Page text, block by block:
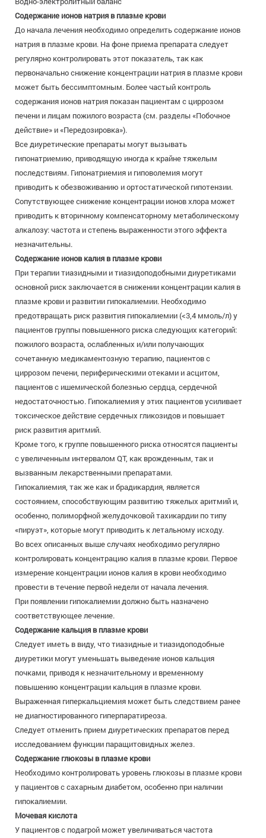
Содержание ионов натрия в плазме крови
До начала лечения необходимо определить содержание ионов
натрия в плазме крови. На фоне приема препарата следует
регулярно контролировать этот показатель, так как
первоначально снижение концентрации натрия в плазме крови
может быть бессимптомным. Более частый контроль
содержания ионов натрия показан пациентам с циррозом
печени и лицам пожилого возраста (см. разделы «Побочное
действие» и «Передозировка»).
Все диуретические препараты могут вызывать
гипонатриемию, приводящую иногда к крайне тяжелым
последствиям. Гипонатриемия и гиповолемия могут
приводить к обезвоживанию и ортостатической гипотензии.
Сопутствующее снижение концентрации ионов хлора может
приводить к вторичному компенсаторному метаболическому
алкалозу: частота и степень выраженности этого эффекта
незначительны.
Содержание ионов калия в плазме крови
При терапии тиазидными и тиазидоподобными диуретиками
основной риск заключается в снижении концентрации калия в
плазме крови и развитии гипокалиемии. Необходимо
предотвращать риск развития гипокалиемии (<3,4 ммоль/л) у
пациентов группы повышенного риска следующих категорий:
пожилого возраста, ослабленных и/или получающих
сочетанную медикаментозную терапию, пациентов с
циррозом печени, периферическими отеками и асцитом,
пациентов с ишемической болезнью сердца, сердечной
недостаточностью. Гипокалиемия у этих пациентов усиливает
токсическое действие сердечных гликозидов и повышает
риск развития аритмий.
Кроме того, к группе повышенного риска относятся пациенты
с увеличенным интервалом QT, как врожденным, так и
вызванным лекарственными препаратами.
Гипокалиемия, так же как и брадикардия, является
состоянием, способствующим развитию тяжелых аритмий и,
особенно, полиморфной желудочковой тахикардии по типу
«пируэт», которые могут приводить к летальному исходу.
Во всех описанных выше случаях необходимо регулярно
контролировать концентрацию калия в плазме крови. Первое
измерение концентрации ионов калия в крови необходимо
провести в течение первой недели от начала лечения.
При появлении гипокалиемии должно быть назначено
соответствующее лечение.
Содержание кальция в плазме крови
Следует иметь в виду, что тиазидные и тиазидоподобные
диуретики могут уменьшать выведение ионов кальция
почками, приводя к незначительному и временному
повышению концентрации кальция в плазме крови.
Выраженная гиперкальциемия может быть следствием ранее
не диагностированного гиперпаратиреоза.
Следует отменить прием диуретических препаратов перед
исследованием функции паращитовидных желез.
Содержание глюкозы в плазме крови
Необходимо контролировать уровень глюкозы в плазме крови
у пациентов с сахарным диабетом, особенно при наличии
гипокалиемии.
Мочевая кислота
У пациентов с подагрой может увеличиваться частота